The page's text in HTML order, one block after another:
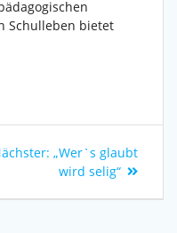
Schulleben bietet
„Wer`s glaubt
wird selig“